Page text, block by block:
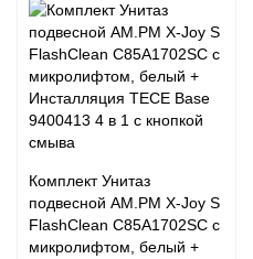
Комплект Унитаз
подвесной AM.PM X-Joy S
FlashClean C85A1702SC с
микролифтом, белый +